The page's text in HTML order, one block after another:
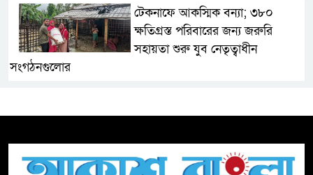
টেকনাফে আকস্মিক বন্যা; ৩৮০
ক্ষতিগ্রস্ত পরিবারের জন্য জরুরি
সহায়তা শুরু যুব নেতৃত্বাধীন
সংগঠনগুলোর
টিকটকে অশালীন কনটেন্ট ও অনলাইন